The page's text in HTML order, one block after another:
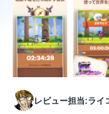
レビュー担当:ライ